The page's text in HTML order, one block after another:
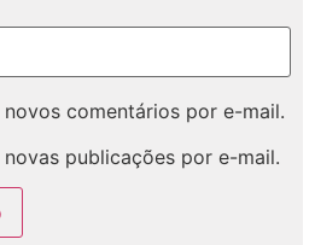
comentários por e-mail.
publicações por e-mail.